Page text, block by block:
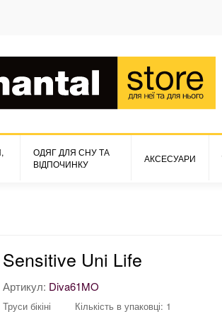
ОДЯГ ДЛЯ СНУ ТА
ВІДПОЧИНКУ
АКСЕСУАРИ
Sensitive Uni Life
Артикул: Diva61MO
Труси бікіні
Кількість в упаковці: 1